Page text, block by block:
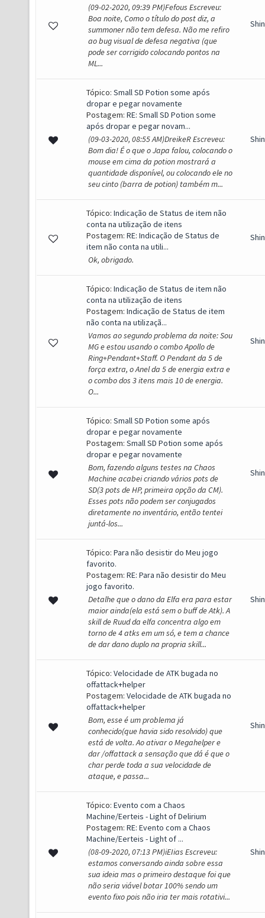
(09-02-2020, 09:39 PM)Fefous Escreveu:
Boa noite, Como o título do post diz, a
summoner não tem defesa. Não me refiro
ao bug visual de defesa negativa (que
pode ser corrigido colocando pontos na
ML...
Tópico: Small SD Potion some após
dropar e pegar novamente
Postagem: RE: Small SD Potion some
após dropar e pegar novam...
(09-03-2020, 08:55 AM)DreikeR Escreveu:
Bom dia! É o que o Japa falou, colocando o
mouse em cima da potion mostrará a
quantidade disponível, ou colocando ele no
seu cinto (barra de potion) também m...
Tópico: Indicação de Status de item não
conta na utilização de itens
Postagem: RE: Indicação de Status de
item não conta na utili...
Ok, obrigado.
Tópico: Indicação de Status de item não
conta na utilização de itens
Postagem: Indicação de Status de item
não conta na utilizaçã...
Vamos ao segundo problema da noite: Sou
MG e estou usando o combo Apollo de
Ring+Pendant+Staff. O Pendant da 5 de
força extra, o Anel da 5 de energia extra e
o combo dos 3 itens mais 10 de energia.
O...
Tópico: Small SD Potion some após
dropar e pegar novamente
Postagem: Small SD Potion some após
dropar e pegar novamente
Bom, fazendo alguns testes na Chaos
Machine acabei criando vários pots de
SD(3 pots de HP, primeira opção da CM).
Esses pots não podem ser conjugados
diretamente no inventário, então tentei
juntá-los...
Tópico: Para não desistir do Meu jogo
favorito.
Postagem: RE: Para não desistir do Meu
jogo favorito.
Detalhe que o dano da Elfa era para estar
maior ainda(ela está sem o buff de Atk). A
skill de Ruud da elfa concentra algo em
torno de 4 atks em um só, e tem a chance
de dar dano duplo na propria skill...
Tópico: Velocidade de ATK bugada no
offattack+helper
Postagem: Velocidade de ATK bugada no
offattack+helper
Bom, esse é um problema já
conhecido(que havia sido resolvido) que
está de volta. Ao ativar o Megahelper e
dar /offattack a sensação que dá é que o
char perde toda a sua velocidade de
ataque, e passa...
Tópico: Evento com a Chaos
Machine/Eerteis - Light of Delirium
Postagem: RE: Evento com a Chaos
Machine/Eerteis - Light of ...
(08-09-2020, 07:13 PM)iEIias Escreveu:
estamos conversando ainda sobre essa
sua ideia mas o primeiro destaque foi que
não seria viável botar 100% sendo um
evento fixo pois não iria ter mais rotativi...